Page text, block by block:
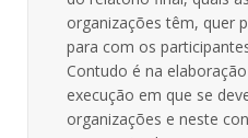
organizações têm, quer
para com os
Contudo é na
execução em que se
organizações e neste